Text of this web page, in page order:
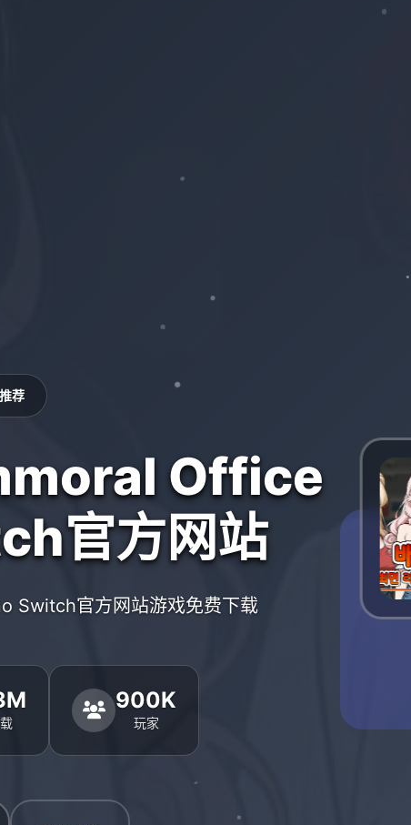
荐
Office
官方网站
Switch官方网站游戏免费下载
900K
玩家